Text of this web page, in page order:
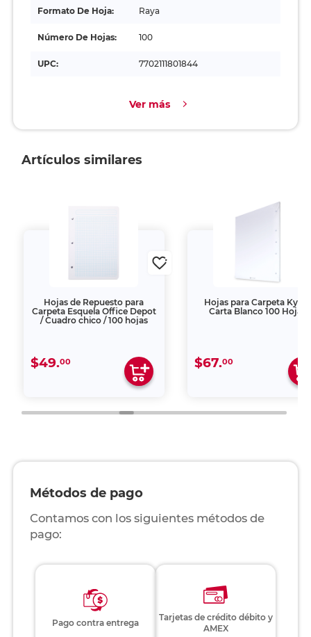
Formato De Hoja: Raya
Número De Hojas: 100
UPC: 7702111801844
Ver más
Artículos similares
Hojas de Repuesto para
Carpeta Esquela Office Depot
/ Cuadro chico / 100 hojas
$49.00
Hojas para Carpeta Kyma
Carta Blanco 100 Hojas
$67.00
Métodos de pago
Contamos con los siguientes métodos de
pago:
Pago contra entrega
Tarjetas de crédito débito y
AMEX